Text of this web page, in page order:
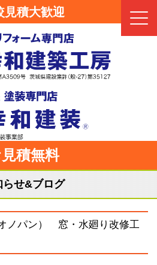
見積大歓迎
積無料
Click
らせ&ブログ
ノパン） 窓・水廻り改修工